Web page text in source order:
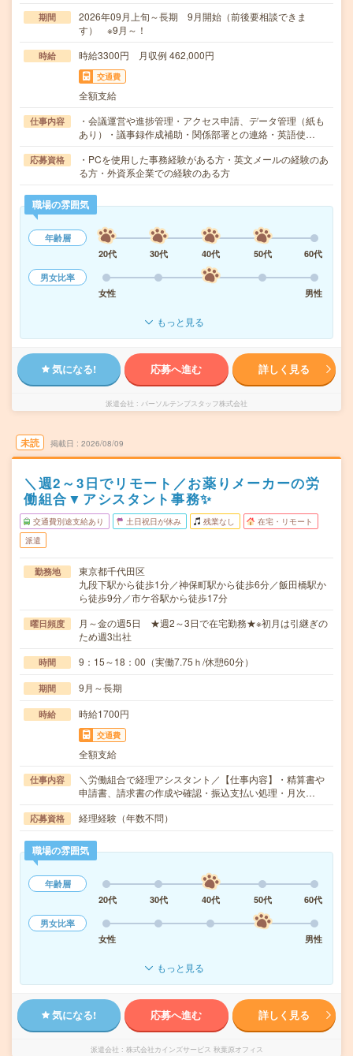
期間
2026年09月上旬～長期 9月開始（前後要相談できま
す） ※9月～！
時給 時給3300円 月収例 462,000円
交通費
全額支給
仕事内容
・会議運営や進捗管理・アクセス申請、データ管理（紙も
あり）・議事録作成補助・関係部署との連絡・英語使…
応募資格
・PCを使用した事務経験がある方・英文メールの経験のあ
る方・外資系企業での経験のある方
職場の雰囲気
年齢層
20代
30代 40代 50代
60代
男女比率
女性
男性
もっと見る
気になる! 応募へ進む 詳しく見る
派遣会社 パーソルテンプスタッフ株式会社
未読 掲載日 2026/08/09
＼週2～3日でリモート／お薬りメーカーの労
働組合▼アシスタント事務✨
交通費別途支給あり 土日祝日が休み 残業なし 在宅・リモート
派遣
勤務地
東京都千代田区
九段下駅から徒歩1分／神保町駅から徒歩6分／飯田橋駅か
ら徒歩9分／市ケ谷駅から徒歩17分
曜日頻度
月～金の週5日 ★週2～3日で在宅勤務★※初月は引継ぎの
ため週3出社
時間 9：15～18：00（実働7.75ｈ/休憩60分）
期間 9月～長期
時給 時給1700円
交通費
全額支給
仕事内容
＼労働組合で経理アシスタント／【仕事内容】・精算書や
申請書、請求書の作成や確認・振込支払い処理・月次…
応募資格 経理経験（年数不問）
職場の雰囲気
年齢層
20代
30代 40代 50代
60代
男女比率
女性
男性
もっと見る
気になる! 応募へ進む 詳しく見る
派遣会社 株式会社カインズサービス 秋葉原オフィス